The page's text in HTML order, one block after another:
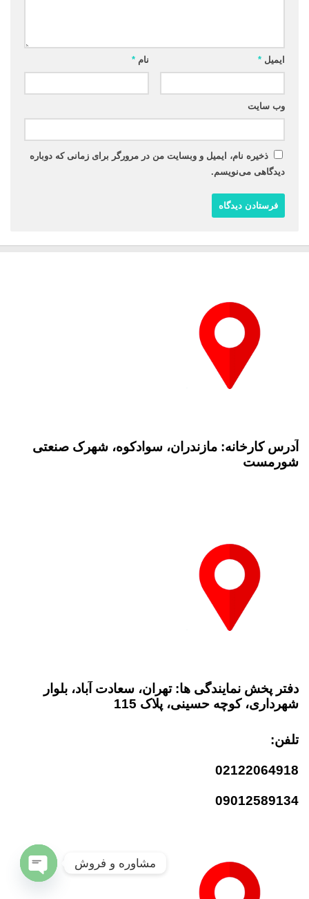
نام * ایمیل *
وب‌ سایت
ذخیره نام، ایمیل و وبسایت من در مرورگر برای زمانی که دوباره
دیدگاهی می‌نویسم.
آدرس کارخانه: مازندران، سوادکوه، شهرک صنعتی
شورمست
دفتر پخش نمایندگی ها: تهران، سعادت آباد، بلوار
شهرداری، کوچه حسینی، پلاک 115
تلفن:
02122064918
09012589134
مشاوره و فروش